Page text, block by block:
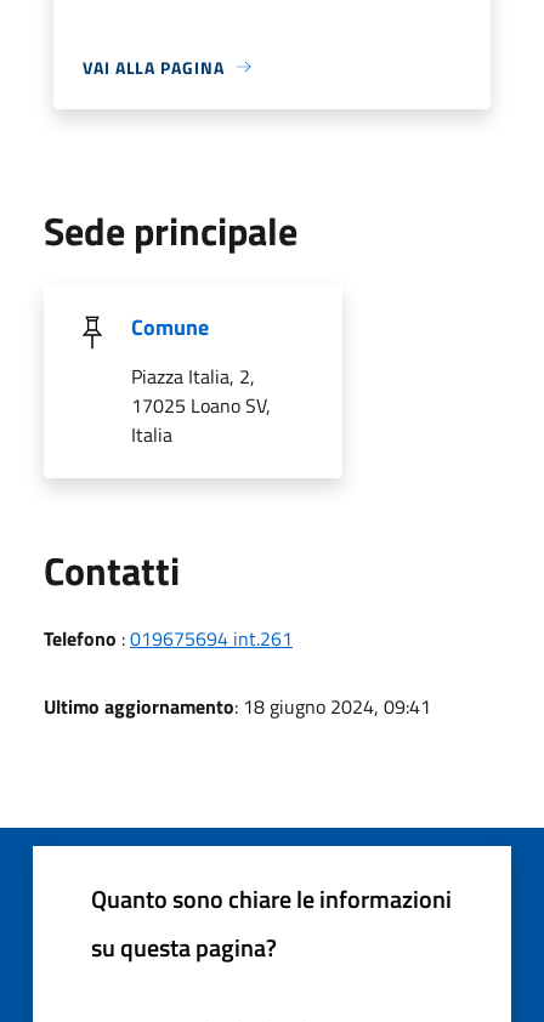
VAI ALLA PAGINA
Sede principale
Comune
Piazza Italia, 2,
17025 Loano SV,
Italia
Contatti
Telefono :019675694 int.261
Ultimo aggiornamento: 18 giugno 2024, 09:41
Quanto sono chiare le informazioni
su questa pagina?